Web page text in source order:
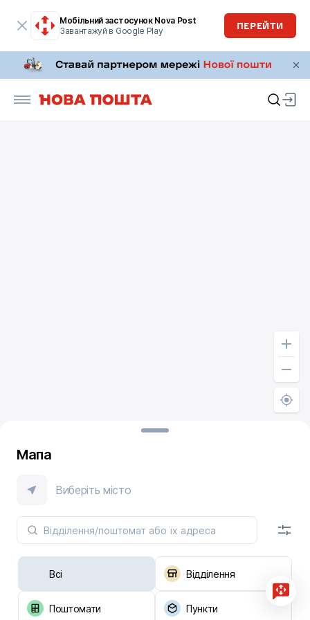
Мобільний застосунок Nova Post
Завантажуй в Google Play
ПЕРЕЙТИ
Мапа
Виберіть місто
Всі Відділення
Поштомати Пункти